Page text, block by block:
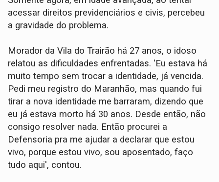
acessar direitos previdenciários e civis, percebeu
a gravidade do problema.
Morador da Vila do Trairão há 27 anos, o idoso
relatou as dificuldades enfrentadas. 'Eu estava há
muito tempo sem trocar a identidade, já vencida.
Pedi meu registro do Maranhão, mas quando fui
tirar a nova identidade me barraram, dizendo que
eu já estava morto há 30 anos. Desde então, não
consigo resolver nada. Então procurei a
Defensoria pra me ajudar a declarar que estou
vivo, porque estou vivo, sou aposentado, faço
tudo aqui', contou.